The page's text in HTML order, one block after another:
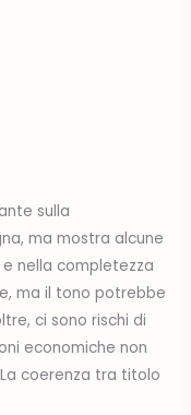
sulla
ma mostra alcune
nella completezza
ma il tono potrebbe
ci sono rischi di
economiche non
coerenza tra titolo